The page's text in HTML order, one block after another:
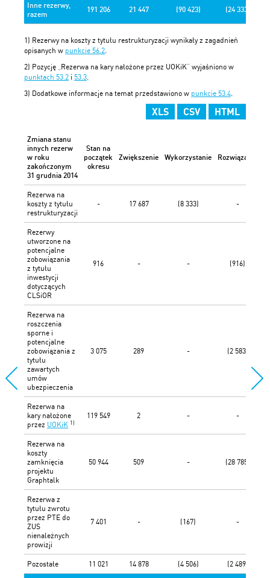
Inne rezerwy,
razem
191 206 21 447 (90 423) (24 333)
1) Rezerwy na koszty z tytułu restrukturyzacji wynikały z zagadnień
opisanych w punkcie 56.2.
2) Pozycję „Rezerwa na kary nałożone przez UOKiK” wyjaśniono w
punktach 53.2 i 53.3.
3) Dodatkowe informacje na temat przedstawiono w punkcie 53.4.
XLS CSV HTML
Zmiana stanu
innych rezerw
w roku
zakończonym
31 grudnia 2014
Stan na
początek
okresu
Zwiększenie Wykorzystanie Rozwiązanie
Rezerwa na
koszty z tytułu
restrukturyzacji
- 17 687 (8 333) -
Rezerwy
utworzone na
potencjalne
zobowiązania
z tytułu
inwestycji
dotyczących
CLSiOR
916 - - (916)
Rezerwa na
roszczenia
sporne i
potencjalne
zobowiązania z
tytułu
zawartych
umów
ubezpieczenia
3 075 289 - (2 583)
Rezerwa na
kary nałożone
przez UOKiK 1)
119 549 2 - -
Rezerwa na
koszty
zamknięcia
projektu
Graphtalk
50 944 509 - (28 785)
Rezerwa z
tytułu zwrotu
przez PTE do
ZUS
nienależnych
prowizji
7 401 - (167) -
Pozostałe 11 021 14 878 (4 506) (2 489)